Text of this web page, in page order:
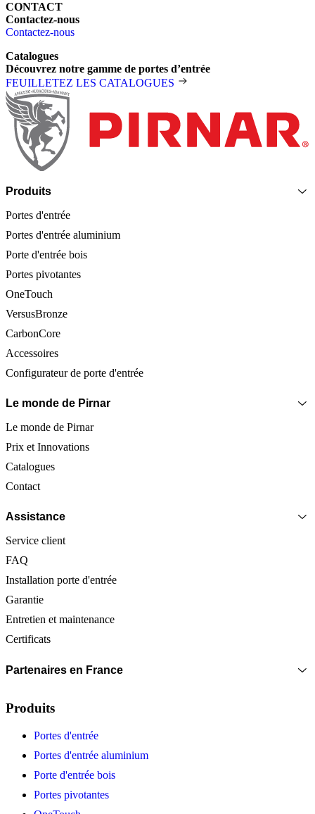
CONTACT
Contactez-nous
Contactez-nous
Catalogues
Découvrez notre gamme de portes d’entrée
FEUILLETEZ LES CATALOGUES
Pied de page
Produits
Portes d'entrée
Portes d'entrée aluminium
Porte d'entrée bois
Portes pivotantes
OneTouch
VersusBronze
CarbonCore
Accessoires
Configurateur de porte d'entrée
Le monde de Pirnar
Le monde de Pirnar
Prix et Innovations
Catalogues
Contact
Assistance
Service client
FAQ
Installation porte d'entrée
Garantie
Entretien et maintenance
Certificats
Partenaires en France
Produits
Portes d'entrée
Portes d'entrée aluminium
Porte d'entrée bois
Portes pivotantes